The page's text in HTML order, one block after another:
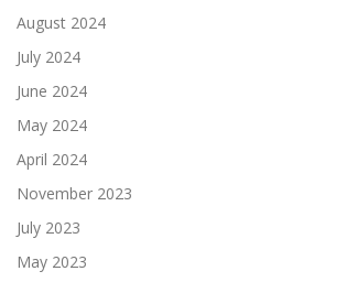
August 2024
July 2024
June 2024
May 2024
April 2024
November 2023
July 2023
May 2023